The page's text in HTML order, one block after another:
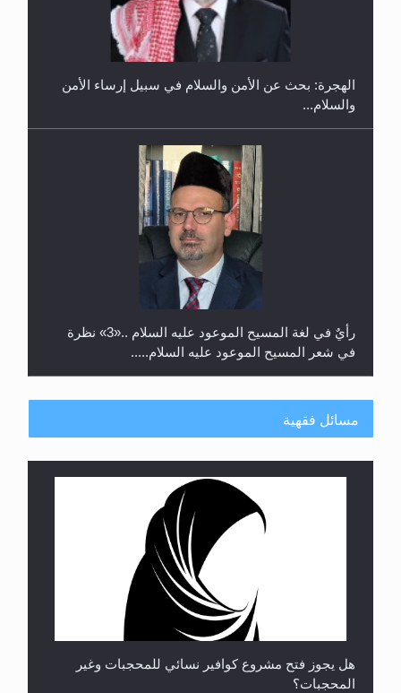
الهجرة: بحث عن الأمن والسلام في سبيل إرساء الأمن
والسلام...
رأيٌ في لغة المسيح الموعود عليه السلام ..«3» نظرة
في شعر المسيح الموعود عليه السلام.....
**الحصن الحصين من وساوس المعارضين ...**...
مسائل فقهية
هل يجوز فتح مشروع كوافير نسائي للمحجبات وغير
المحجبات؟